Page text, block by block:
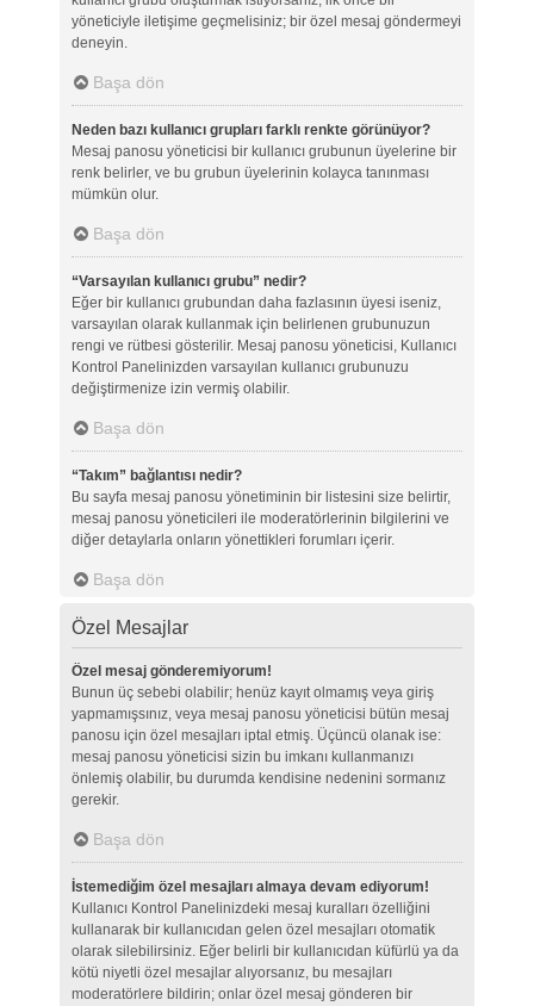
yöneticiyle iletişime geçmelisiniz; bir özel mesaj göndermeyi
deneyin.
Başa dön
Neden bazı kullanıcı grupları farklı renkte görünüyor?
Mesaj panosu yöneticisi bir kullanıcı grubunun üyelerine bir
renk belirler, ve bu grubun üyelerinin kolayca tanınması
mümkün olur.
Başa dön
“Varsayılan kullanıcı grubu” nedir?
Eğer bir kullanıcı grubundan daha fazlasının üyesi iseniz,
varsayılan olarak kullanmak için belirlenen grubunuzun
rengi ve rütbesi gösterilir. Mesaj panosu yöneticisi, Kullanıcı
Kontrol Panelinizden varsayılan kullanıcı grubunuzu
değiştirmenize izin vermiş olabilir.
Başa dön
“Takım” bağlantısı nedir?
Bu sayfa mesaj panosu yönetiminin bir listesini size belirtir,
mesaj panosu yöneticileri ile moderatörlerinin bilgilerini ve
diğer detaylarla onların yönettikleri forumları içerir.
Başa dön
Özel Mesajlar
Özel mesaj gönderemiyorum!
Bunun üç sebebi olabilir; henüz kayıt olmamış veya giriş
yapmamışsınız, veya mesaj panosu yöneticisi bütün mesaj
panosu için özel mesajları iptal etmiş. Üçüncü olanak ise:
mesaj panosu yöneticisi sizin bu imkanı kullanmanızı
önlemiş olabilir, bu durumda kendisine nedenini sormanız
gerekir.
Başa dön
İstemediğim özel mesajları almaya devam ediyorum!
Kullanıcı Kontrol Panelinizdeki mesaj kuralları özelliğini
kullanarak bir kullanıcıdan gelen özel mesajları otomatik
olarak silebilirsiniz. Eğer belirli bir kullanıcıdan küfürlü ya da
kötü niyetli özel mesajlar alıyorsanız, bu mesajları
moderatörlere bildirin; onlar özel mesaj gönderen bir